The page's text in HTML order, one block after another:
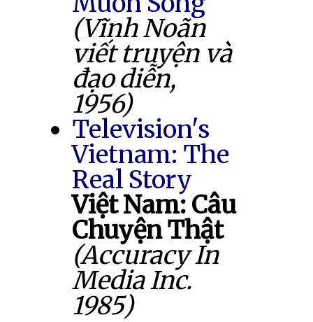
(Vĩnh Noãn
viết truyện và
đạo diễn,
1956)
Television's
Vietnam: The
Real Story
Việt Nam: Câu
Chuyện Thật
(Accuracy In
Media Inc.
1985)